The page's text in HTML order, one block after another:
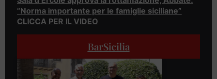
“Norma importante per le famiglie siciliane”
CLICCA PER IL VIDEO
BarSicilia